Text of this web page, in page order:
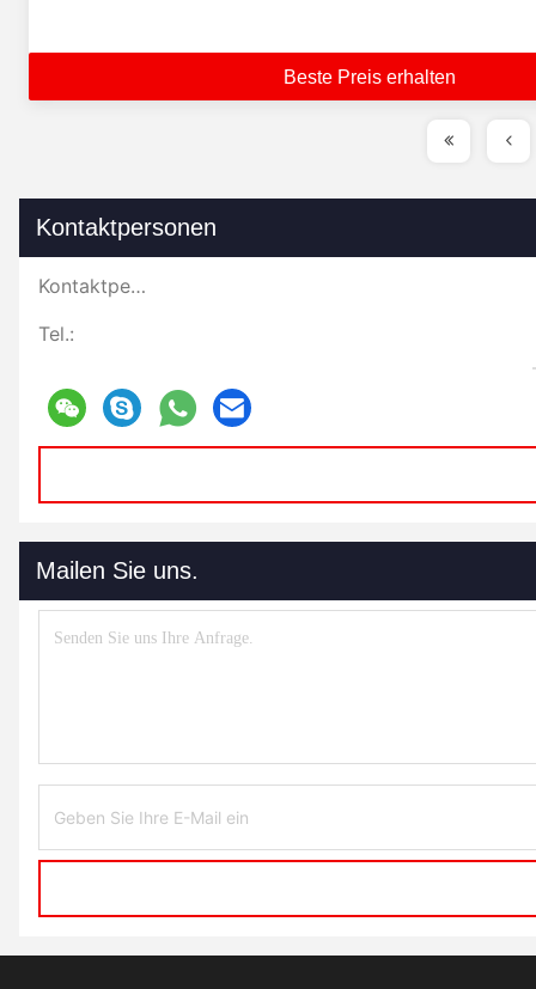
Beste Preis erhalten
Kontaktpersonen
Kontaktpersonen:
Tel.:
Mailen Sie uns.